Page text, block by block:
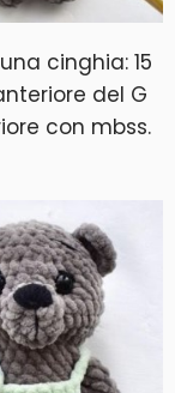
cinghia: 15
del G
con mbss.